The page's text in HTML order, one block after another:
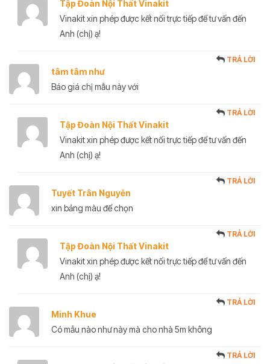
Tập Đoàn Nội Thất Vinakit
Vinakit xin phép được kết nối trực tiếp để tư vấn đến
Anh (chị) ạ!
tâm tâm như
TRẢ LỜI
Báo giá chị mẫu này với
Tập Đoàn Nội Thất Vinakit
TRẢ LỜI
Vinakit xin phép được kết nối trực tiếp để tư vấn đến
Anh (chị) ạ!
Tuyết Trân Nguyễn
TRẢ LỜI
xin bảng màu để chọn
Tập Đoàn Nội Thất Vinakit
TRẢ LỜI
Vinakit xin phép được kết nối trực tiếp để tư vấn đến
Anh (chị) ạ!
Minh Khue
TRẢ LỜI
Có mẫu nào như này mà cho nhà 5m không
TRẢ LỜI